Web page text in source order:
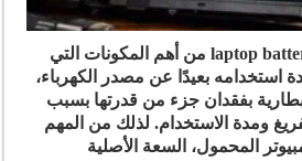
تعتبر بطارية اللابتوب laptop battery من أهم المكونات التي
استخدامه بعيدًا عن مصدر الكهرباء،
بفقدان جزء من قدرتها بسبب
ومدة الاستخدام. لذلك من المهم
المحمول، السعة الأصلية